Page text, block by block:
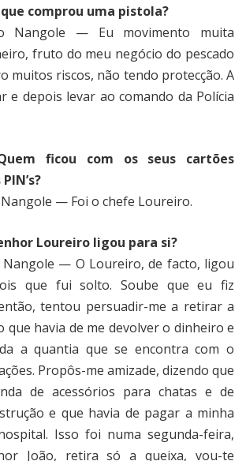
comprou uma pistola?
Nangole — Eu movimento muita
fruto do meu negócio do pescado
muitos riscos, não tendo protecção. A
e depois levar ao comando da Polícia
ficou com os seus cartões
— Foi o chefe Loureiro.
Loureiro ligou para si?
Nangole — O Loureiro, de facto, ligou
que fui solto. Soube que eu fiz
tentou persuadir-me a retirar a
que havia de me devolver o dinheiro e
a quantia que se encontra com o
Propôs-me amizade, dizendo que
de acessórios para chatas e de
e que havia de pagar a minha
Isso foi numa segunda-feira,
João, retira só a queixa, vou-te